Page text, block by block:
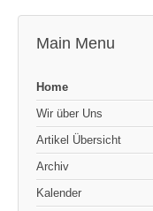
Main Menu
Home
Wir über Uns
Artikel Übersicht
Archiv
Kalender